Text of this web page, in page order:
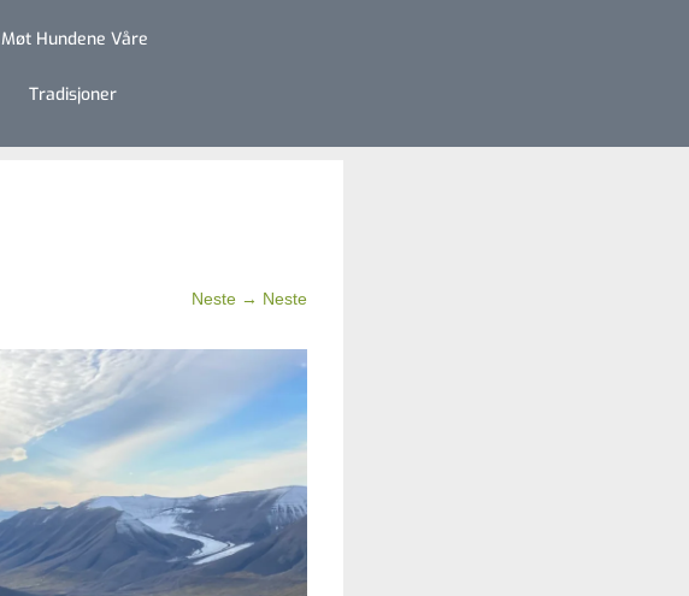
Møt Hundene Våre
Tradisjoner
Neste → Neste